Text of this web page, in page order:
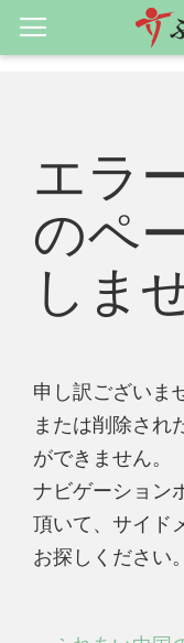
エラ
のペ
しま
申し訳ございま
または削除され
ができません。
ナビゲーション
頂いて、サイド
お探しください。